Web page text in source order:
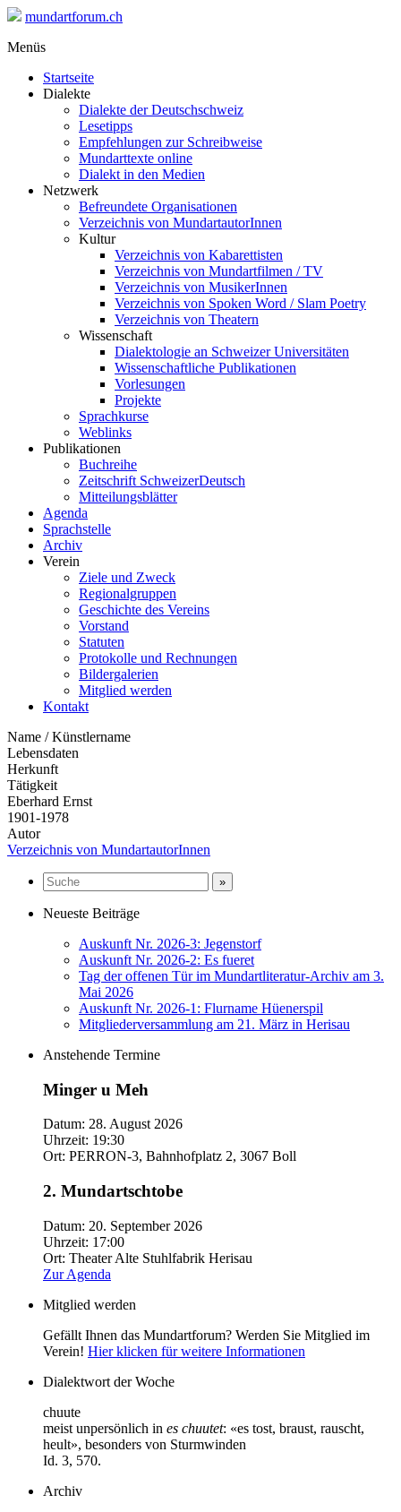
mundartforum.ch
Menüs
Startseite
Dialekte
Dialekte der Deutschschweiz
Lesetipps
Empfehlungen zur Schreibweise
Mundarttexte online
Dialekt in den Medien
Netzwerk
Befreundete Organisationen
Verzeichnis von MundartautorInnen
Kultur
Verzeichnis von Kabarettisten
Verzeichnis von Mundartfilmen / TV
Verzeichnis von MusikerInnen
Verzeichnis von Spoken Word / Slam Poetry
Verzeichnis von Theatern
Wissenschaft
Dialektologie an Schweizer Universitäten
Wissenschaftliche Publikationen
Vorlesungen
Projekte
Sprachkurse
Weblinks
Publikationen
Buchreihe
Zeitschrift SchweizerDeutsch
Mitteilungsblätter
Agenda
Sprachstelle
Archiv
Verein
Ziele und Zweck
Regionalgruppen
Geschichte des Vereins
Vorstand
Statuten
Protokolle und Rechnungen
Bildergalerien
Mitglied werden
Kontakt
Name / Künstlername
Lebensdaten
Herkunft
Tätigkeit
Eberhard Ernst
1901-1978
Autor
Verzeichnis von MundartautorInnen
Neueste Beiträge
Auskunft Nr. 2026-3: Jegenstorf
Auskunft Nr. 2026-2: Es fueret
Tag der offenen Tür im Mundartliteratur-Archiv am 3.
Mai 2026
Auskunft Nr. 2026-1: Flurname Hüenerspil
Mitgliederversammlung am 21. März in Herisau
Anstehende Termine
Minger u Meh
Datum: 28. August 2026
Uhrzeit: 19:30
Ort: PERRON-3, Bahnhofplatz 2, 3067 Boll
2. Mundartschtobe
Datum: 20. September 2026
Uhrzeit: 17:00
Ort: Theater Alte Stuhlfabrik Herisau
Zur Agenda
Mitglied werden
Gefällt Ihnen das Mundartforum? Werden Sie Mitglied im
Verein! Hier klicken für weitere Informationen
Dialektwort der Woche
chuute
meist unpersönlich in es chuutet: «es tost, braust, rauscht,
heult», besonders von Sturmwinden
Id. 3, 570.
Archiv